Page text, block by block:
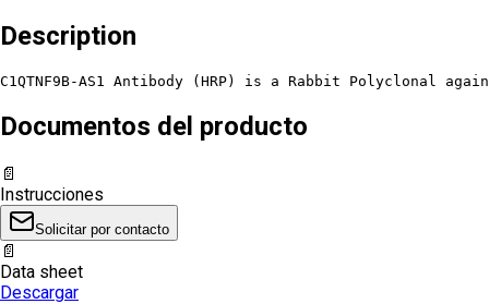
Description
C1QTNF9B-AS1 Antibody (HRP) is a Rabbit Polyclonal
Documentos del producto
📄
Instrucciones
Solicitar por contacto
📄
Data sheet
Descargar